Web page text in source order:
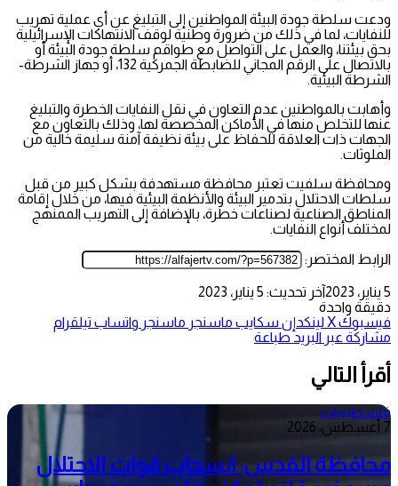
ودعت سلطة جودة البيئة المواطنين إلى التبليغ عن أي عملية تهريب
للنفايات، لما في ذلك من ضرورة وطنية لوقف الانتهاكات الإسرائيلية
بحق بيئتنا، والعمل على التواصل مع طواقم سلطة جودة البيئة أو
بالاتصال على الرقم المجاني للضابطة الجمركية 132، أو جهاز الشرطة-
الشرطة البيئية.
وأهابت بالمواطنين عدم التعاون في نقل النفايات الخطرة والتبليغ
عنها للتخلص منها في الأماكن المخصصة لها، وذلك بالتعاون مع
الجهات ذات العلاقة للحفاظ على بيئة نظيفة آمنة سليمة خالية من
الملوثات.
ومحافظة سلفيت تعتبر محافظة مستهدفة بشكل كبير من قبل
سلطات الاحتلال بتدمير البيئة والأنظمة البيئية فيها، من خلال إقامة
المناطق الصناعية لصناعات خطرة، بالإضافة إلى التهريب الممنهج
لمختلف أنواع النفايات.
الرابط المختصر:
5 يناير، 2023
آخر تحديث: 5 يناير، 2023
دقيقة واحدة
فيسبوك‫Xلينكدإن سكايب ماسنجر ماسنجر واتساب تيلقرام
مشاركة عبر البريد طباعة
أقرأ التالي
فلسطينيات
7 أغسطس، 2026
محافظة القدس: انسحاب قوات الاحتلال